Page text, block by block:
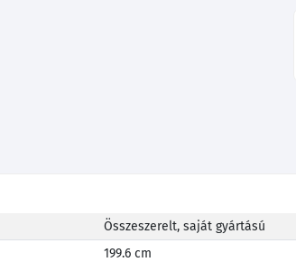
Összeszerelt, saját gyártású
199.6 cm